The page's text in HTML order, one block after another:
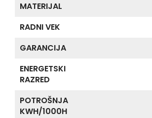
MATERIJAL
RADNI VEK
GARANCIJA
ENERGETSKI
RAZRED
POTROŠNJA
KWH/1000H